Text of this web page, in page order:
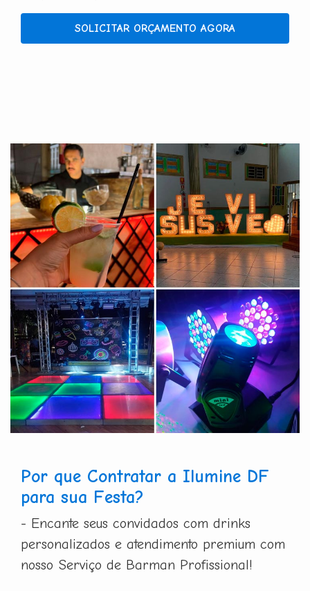
SOLICITAR ORÇAMENTO AGORA
Por que Contratar a Ilumine DF
para sua Festa?
- Encante seus convidados com drinks
personalizados e atendimento premium com
nosso Serviço de Barman Profissional!